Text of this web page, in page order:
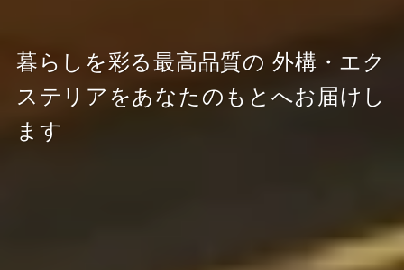
暮らしを彩る最高品質の 外構・エク
ステリアをあなたのもとへお届けし
ます